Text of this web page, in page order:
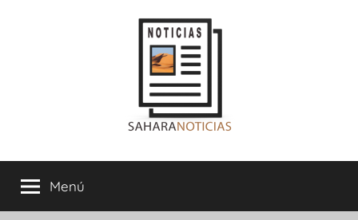
Sahara
Noticias
Menú